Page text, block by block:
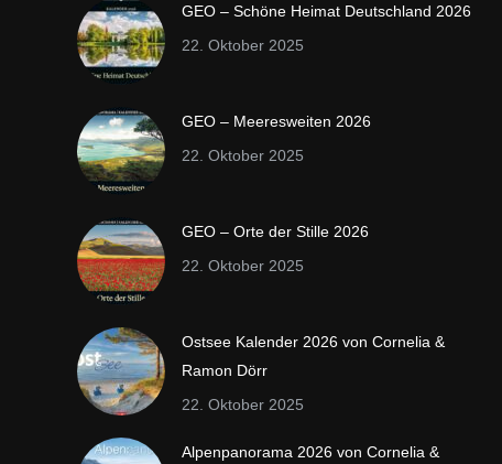
GEO – Schöne Heimat Deutschland 2026
22. Oktober 2025
GEO – Meeresweiten 2026
22. Oktober 2025
GEO – Orte der Stille 2026
22. Oktober 2025
Ostsee Kalender 2026 von Cornelia &
Ramon Dörr
22. Oktober 2025
Alpenpanorama 2026 von Cornelia &